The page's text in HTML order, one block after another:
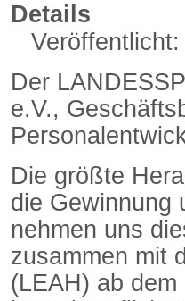
Details
Der
e.V.,
Die größte
die Gewinnung
nehmen uns
zusammen mit
(LEAH) ab